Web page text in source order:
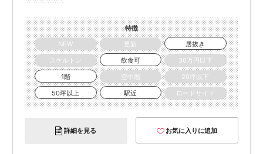
特徴
NEW
更新
居抜き
スケルトン
飲食可
30万円以下
1階
空中階
20坪以下
50坪以上
駅近 ロードサイド
詳細を見る お気に入りに追加